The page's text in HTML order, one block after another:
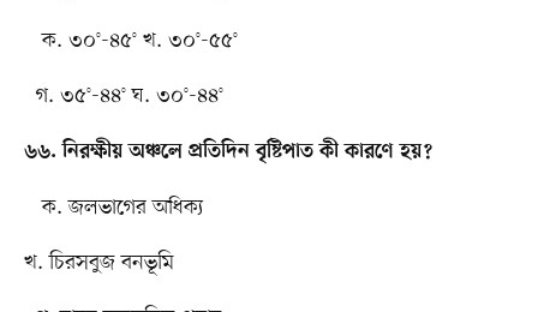
ক. ৩০°-৪৫° খ. ৩০°-৫৫°
গ. ৩৫°-৪৪° ঘ. ৩০°-৪৪°
৬৬. নিরক্ষীয় অঞ্চলে প্রতিদিন বৃষ্টিপাত কী কারণে হয়?
ক. জলভাগের অধিক্য
খ. চিরসবুজ বনভূমি